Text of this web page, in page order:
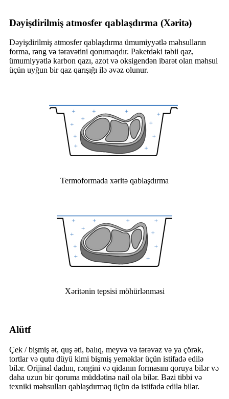
Dəyişdirilmiş atmosfer qablaşdırma (Xəritə)
Dəyişdirilmiş atmosfer qablaşdırma ümumiyyətlə məhsulların
forma, rəng və təravətini qorumaqdır. Paketdəki təbii qaz,
ümumiyyətlə karbon qazı, azot və oksigendən ibarət olan məhsul
üçün uyğun bir qaz qarışığı ilə əvəz olunur.
Termoformada xəritə qablaşdırma
Xəritənin tepsisi möhürlənməsi
Alütf
Çek / bişmiş ət, quş əti, balıq, meyvə və tərəvəz və ya çörək,
tortlar və qutu düyü kimi bişmiş yeməklər üçün istifadə edilə
bilər. Orijinal dadını, rəngini və qidanın formasını qoruya bilər və
daha uzun bir qoruma müddətinə nail ola bilər. Bəzi tibbi və
texniki məhsulları qablaşdırmaq üçün də istifadə edilə bilər.